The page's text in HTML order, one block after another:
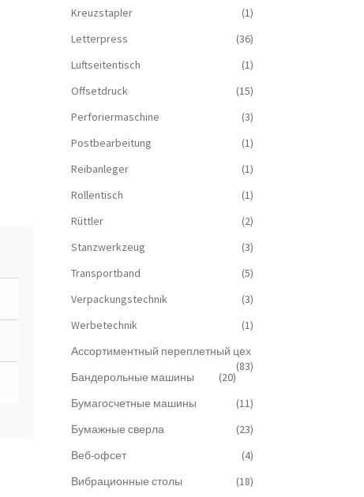
Kreuzstapler
(1)
Letterpress
(36)
Luftseitentisch
(1)
Offsetdruck
(15)
Perforiermaschine
(3)
Postbearbeitung
(1)
Reibanleger
(1)
Rollentisch
(1)
Rüttler
(2)
Stanzwerkzeug
(3)
Transportband
(5)
Verpackungstechnik
(3)
Werbetechnik
(1)
Ассортиментный переплетный цех
(83)
Бандерольные машины
(20)
Бумагосчетные машины
(11)
Бумажные сверла
(23)
Веб-офсет
(4)
Вибрационные столы
(18)